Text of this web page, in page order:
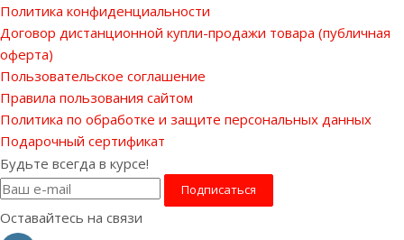
Политика конфиденциальности
Договор дистанционной купли-продажи товара (публичная
оферта)
Пользовательское соглашение
Правила пользования сайтом
Политика по обработке и защите персональных данных
Подарочный сертификат
Будьте всегда в курсе!
Оставайтесь на связи